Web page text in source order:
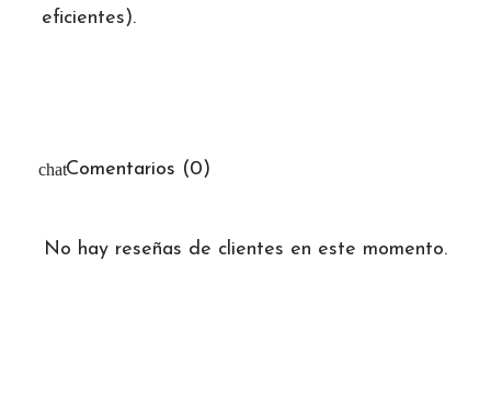
eficientes).
Comentarios (0)
No hay reseñas de clientes en este momento.